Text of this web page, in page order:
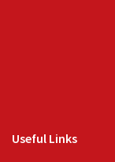
Useful Links